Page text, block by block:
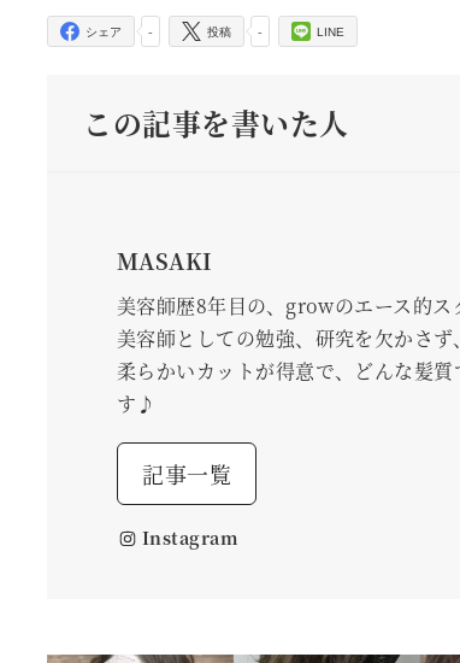
-
シェア -
投稿 LINE
この記事を書いた人
MASAKI
美容師歴8年目の、growのエース的ス
美容師としての勉強、研究を欠かさ
柔らかいカットが得意で、どんな髪
す♪
記事一覧
Instagram